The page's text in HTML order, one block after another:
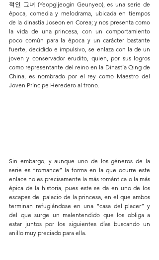
적인 그녀 (Yeopgijeogin Geunyeo), es una serie de
época, comedia y melodrama, ubicada en tiempos
de la dinastía Joseon en Corea; y nos presenta como
la vida de una princesa, con un comportamiento
poco común para la época y un carácter bastante
fuerte, decidido e impulsivo, se enlaza con la de un
joven y conservador erudito, quien, por sus logros
como representante del reino en la Dinastía Qing de
China, es nombrado por el rey como Maestro del
Joven Príncipe Heredero al trono.
Sin embargo, y aunque uno de los géneros de la
serie es “romance” la forma en la que ocurre este
enlace no es precisamente la más romántica o la más
épica de la historia, pues este se da en uno de los
escapes del palacio de la princesa, en el que ambos
terminan refugiándose en una “casa del placer” y
del que surge un malentendido que los obliga a
estar juntos por los siguientes días buscando un
anillo muy preciado para ella.